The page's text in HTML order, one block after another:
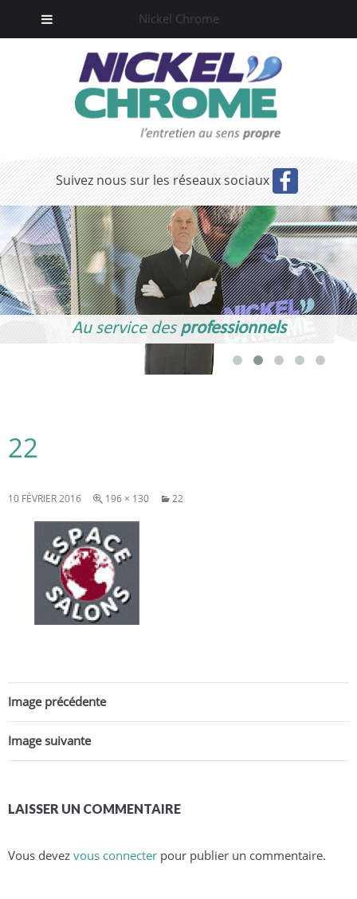
Suivez nous sur les réseaux sociaux
Au service des professionnels
22
10 FÉVRIER 2016 196 × 130 22
Image précédente
Image suivante
LAISSER UN COMMENTAIRE
Vous devez vous connecter pour publier un commentaire.
Nickel Chrome